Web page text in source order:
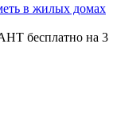
в жилых домах
бесплатно на 3